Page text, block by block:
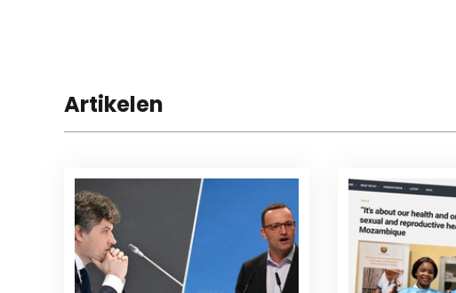
Artikelen